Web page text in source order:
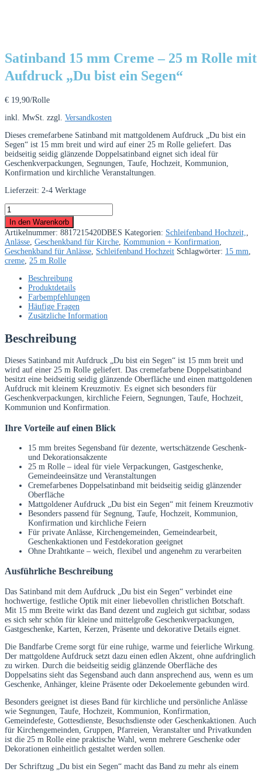
Satinband 15 mm Creme – 25 m Rolle mit
Aufdruck „Du bist ein Segen“
€ 19,90/Rolle
inkl. MwSt. zzgl. Versandkosten
Dieses cremefarbene Satinband mit mattgoldenem Aufdruck „Du bist ein
Segen“ ist 15 mm breit und wird auf einer 25 m Rolle geliefert. Das
beidseitig seidig glänzende Doppelsatinband eignet sich ideal für
Geschenkverpackungen, Segnungen, Taufe, Hochzeit, Kommunion,
Konfirmation und kirchliche Veranstaltungen.
Lieferzeit: 2-4 Werktage
Satinband
15
mm
Creme
–
25
m
Aufdruck
Menge
In den Warenkorb
Artikelnummer: 8817215420DBES Kategorien: Schleifenband Hochzeit,,
Anlässe, Geschenkband für Kirche, Kommunion + Konfirmation,
Geschenkband für Anlässe, Schleifenband Hochzeit Schlagwörter: 15 mm,
creme, 25 m Rolle
Beschreibung
Produktdetails
Farbempfehlungen
Häufige Fragen
Zusätzliche Information
Beschreibung
Dieses Satinband mit Aufdruck „Du bist ein Segen“ ist 15 mm breit und
wird auf einer 25 m Rolle geliefert. Das cremefarbene Doppelsatinband
besitzt eine beidseitig seidig glänzende Oberfläche und einen mattgoldenen
Aufdruck mit kleinem Kreuzmotiv. Es eignet sich besonders für
Geschenkverpackungen, kirchliche Feiern, Segnungen, Taufe, Hochzeit,
Kommunion und Konfirmation.
Ihre Vorteile auf einen Blick
15 mm breites Segensband für dezente, wertschätzende Geschenk-
und Dekorationsakzente
25 m Rolle – ideal für viele Verpackungen, Gastgeschenke,
Gemeindeeinsätze und Veranstaltungen
Cremefarbenes Doppelsatinband mit beidseitig seidig glänzender
Oberfläche
Mattgoldener Aufdruck „Du bist ein Segen“ mit feinem Kreuzmotiv
Besonders passend für Segnung, Taufe, Hochzeit, Kommunion,
Konfirmation und kirchliche Feiern
Für private Anlässe, Kirchengemeinden, Gemeindearbeit,
Geschenkaktionen und Festdekoration geeignet
Ohne Drahtkante – weich, flexibel und angenehm zu verarbeiten
Ausführliche Beschreibung
Das Satinband mit dem Aufdruck „Du bist ein Segen“ verbindet eine
hochwertige, festliche Optik mit einer liebevollen christlichen Botschaft.
Mit 15 mm Breite wirkt das Band dezent und zugleich gut sichtbar, sodass
es sich sehr schön für kleine und mittelgroße Geschenkverpackungen,
Gastgeschenke, Karten, Kerzen, Präsente und dekorative Details eignet.
Die Bandfarbe Creme sorgt für eine ruhige, warme und feierliche Wirkung.
Der mattgoldene Aufdruck setzt dazu einen edlen Akzent, ohne aufdringlich
zu wirken. Durch die beidseitig seidig glänzende Oberfläche des
Doppelsatins sieht das Segensband auch dann ansprechend aus, wenn es um
Geschenke, Anhänger, kleine Präsente oder Dekoelemente gebunden wird.
Besonders geeignet ist dieses Band für kirchliche und persönliche Anlässe
wie Segnungen, Taufe, Hochzeit, Kommunion, Konfirmation,
Gemeindefeste, Gottesdienste, Besuchsdienste oder Geschenkaktionen. Auch
für Kirchengemeinden, Gruppen, Pfarreien, Veranstalter und Privatkunden
ist die 25 m Rolle eine praktische Wahl, wenn mehrere Geschenke oder
Dekorationen einheitlich gestaltet werden sollen.
Der Schriftzug „Du bist ein Segen“ macht das Band zu mehr als einem